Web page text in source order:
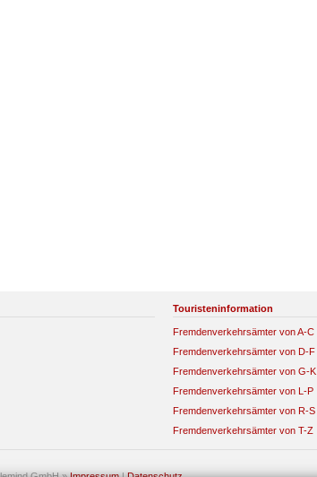
Touristeninformation
Fremdenverkehrsämter von A-C
Fremdenverkehrsämter von D-F
Fremdenverkehrsämter von G-K
Fremdenverkehrsämter von L-P
Fremdenverkehrsämter von R-S
Fremdenverkehrsämter von T-Z